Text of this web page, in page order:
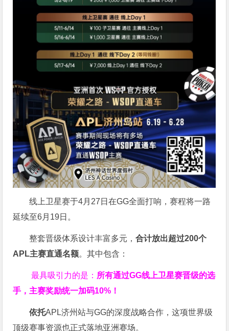
线上卫星赛于4月27日在GG全面打响，赛程将一路
延续至6月19日。
整套晋级体系设计丰富多元，合计放出超过200个
APL主赛直通名额。其中包含：
最具吸引力的是： 所有通过GG线上卫星赛晋级的选
手，主赛奖励统一加码10% ！
依托APL济州站与GG的深度战略合作，这项世界级
顶级赛事资源也正式落地亚洲赛场。